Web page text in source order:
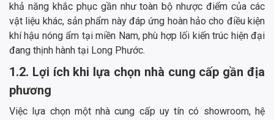
khả năng khắc phục gần như toàn bộ nhược điểm của các
vật liệu khác, sản phẩm này đáp ứng hoàn hảo cho điều kiện
khí hậu nóng ẩm tại miền Nam, phù hợp lối kiến trúc hiện đại
đang thịnh hành tại Long Phước.
1.2. Lợi ích khi lựa chọn nhà cung cấp gần địa
phương
Việc lựa chọn một nhà cung cấp uy tín có showroom, hệ